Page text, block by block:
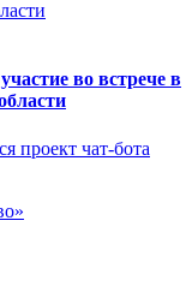
во встрече в
проект чат-бота